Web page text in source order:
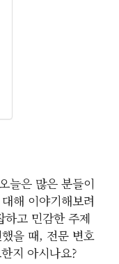
늘은 많은 분들이
해 이야기해보려
고 민감한 주제
을 때, 전문 변호
지 아시나요?